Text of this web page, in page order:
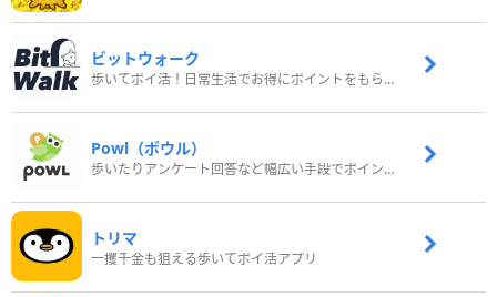
ビットウォーク
歩いてポイ活！日常生活でお得にポイントをもらおう
Powl（ポウル）
歩いたりアンケート回答など幅広い手段でポイントをゲット
トリマ
一攫千金も狙える歩いてポイ活アプリ